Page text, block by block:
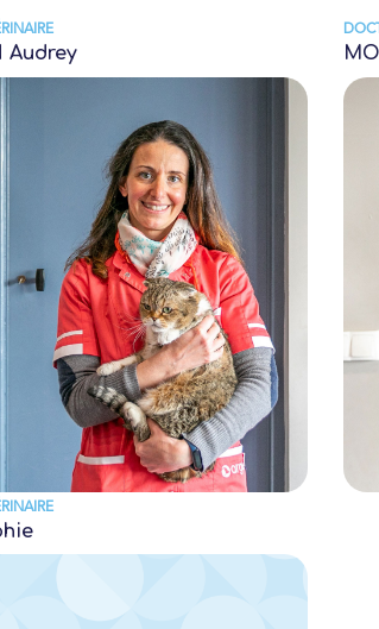
Audrey